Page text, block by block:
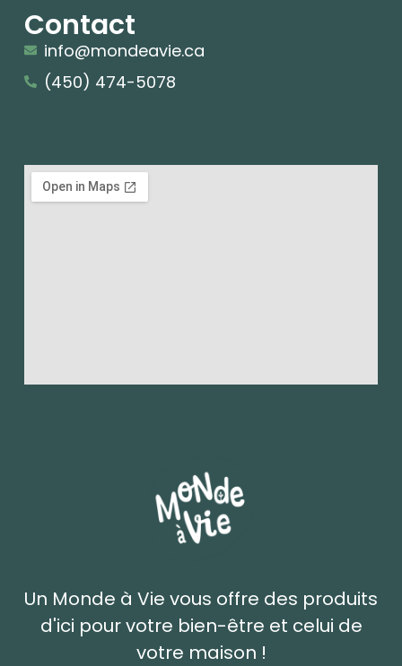
Un Monde à Vie vous offre des produits
d'ici pour votre bien-être et celui de
votre maison !
Contact
info@mondeavie.ca
(450) 474-5078